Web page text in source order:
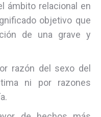
ámbito relacional en
objetivo que
de una grave y
razón del sexo del
ni por razones